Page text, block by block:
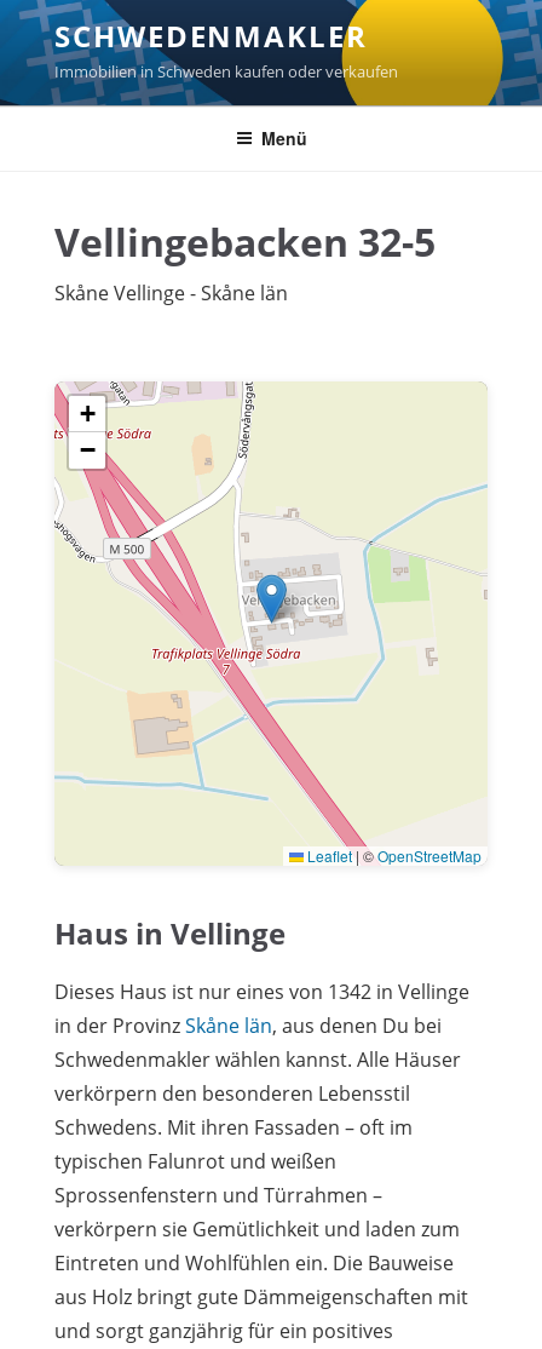
Zum
Inhalt
springen
SCHWEDENMAKLER
Immobilien in Schweden kaufen oder verkaufen
Menü
Vellingebacken 32-5
Skåne Vellinge - Skåne län
+
−
Leaflet| ©OpenStreetMap
Haus in Vellinge
Dieses Haus ist nur eines von 1342 in Vellinge
in der ProvinzSkåne län, aus denen Du bei
Schwedenmakler wählen kannst. Alle Häuser
verkörpern den besonderen Lebensstil
Schwedens. Mit ihren Fassaden – oft im
typischen Falunrot und weißen
Sprossenfenstern und Türrahmen –
verkörpern sie Gemütlichkeit und laden zum
Eintreten und Wohlfühlen ein. Die Bauweise
aus Holz bringt gute Dämmeigenschaften mit
und sorgt ganzjährig für ein positives